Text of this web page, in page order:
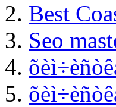
Best
Seo